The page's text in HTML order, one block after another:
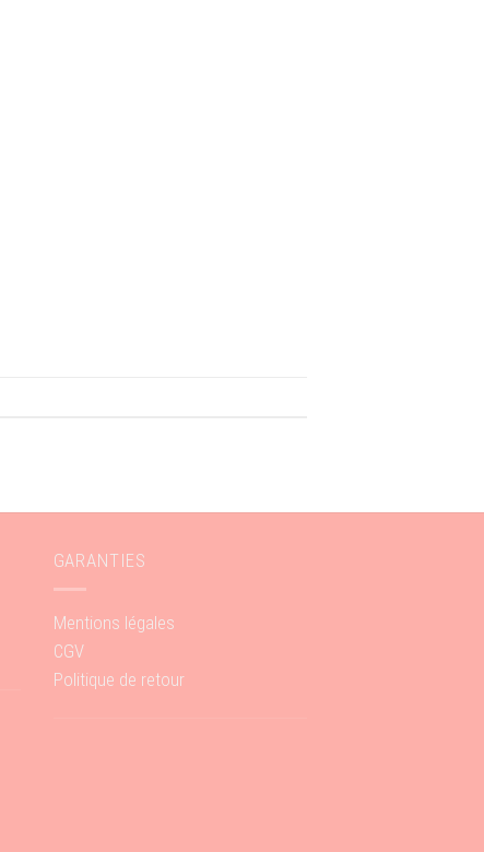
GARANTIES
Mentions légales
CGV
Politique de retour